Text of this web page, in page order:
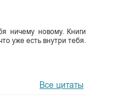
ничему новому. Книги
уже есть внутри тебя.
Все цитаты